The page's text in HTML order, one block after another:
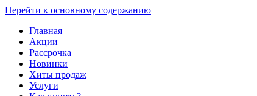
Перейти к основному содержанию
Главная
Акции
Рассрочка
Новинки
Хиты продаж
Услуги